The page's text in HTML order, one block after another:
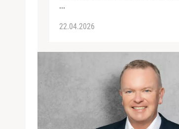
...
22.04.2026